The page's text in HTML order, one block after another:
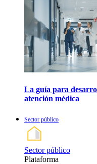
La guía para
atención médica
Sector público
Sector público
Plataforma